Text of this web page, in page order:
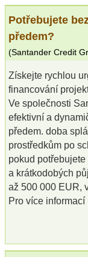
Potřebujete
předem?
(Santander Credit
Získejte rychlou
financování
Ve společnosti
efektivní a
předem. doba
prostředkům po
pokud
a krátkodobých
až 500 000 EUR,
Pro více